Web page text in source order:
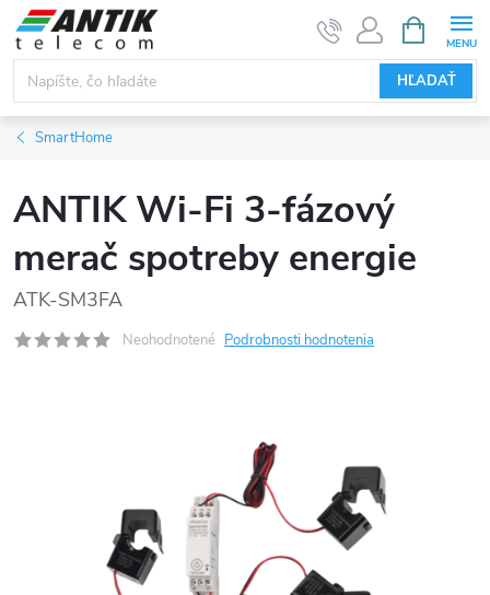
Prejsť
obsah
HĽADAŤ
KOŠÍK
SmartHome
ANTIK Wi-Fi 3-fázový
merač spotreby energie
ATK-SM3FA
Neohodnotené Podrobnosti hodnotenia